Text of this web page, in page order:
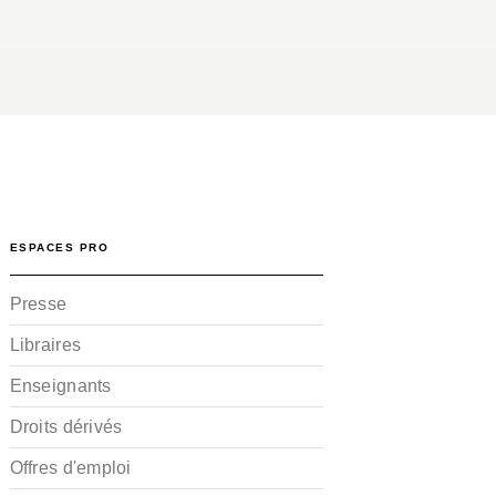
ESPACES PRO
Presse
Libraires
Enseignants
Droits dérivés
Offres d'emploi